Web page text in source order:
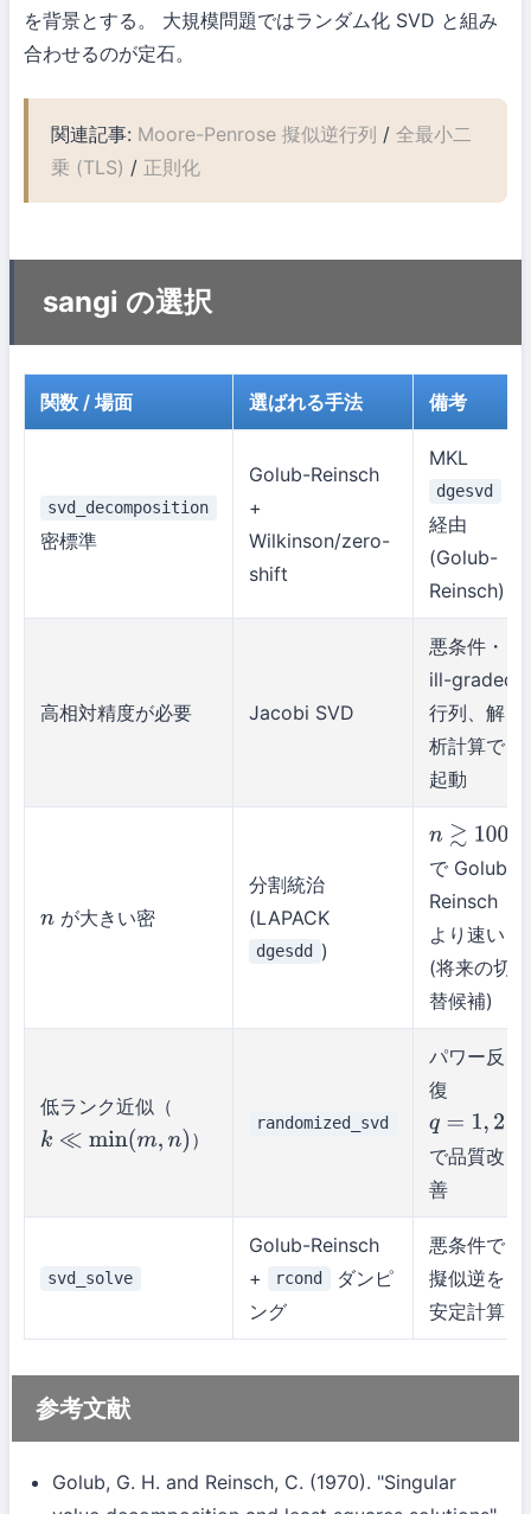
を背景とする。 大規模問題ではランダム化 SVD と組み
合わせるのが定石。
関連記事: Moore-Penrose 擬似逆行列 /全最小二
乗 (TLS) / 正則化
sangi の選択
関数 / 場面 選ばれる手法 備考
svd_decomposition
密標準
Golub-Reinsch
+
Wilkinson/zero-
shift
MKL
dgesvd
経由
(Golub-
Reinsch)
高相対精度が必要 Jacobi SVD
悪条件・
ill-graded
行列、解
析計算で
起動
nが大きい密
分割統治
(LAPACK
dgesdd )
n≳1000
で Golub-
Reinsch
より速い
(将来の切
替候補)
低ランク近似（
k≪min(m,n) ）
randomized_svd
パワー反
復
q =1, 2
で品質改
善
svd_solve
Golub-Reinsch
+
rcond
ダンピ
ング
悪条件で
擬似逆を
安定計算
参考文献
Golub, G. H. and Reinsch, C. (1970). "Singular